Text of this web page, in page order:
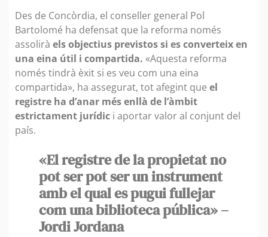
Des de Concòrdia, el conseller general Pol
Bartolomé ha defensat que la reforma només
assolirà els objectius previstos si es converteix en
una eina útil i compartida. «Aquesta reforma
només tindrà èxit si es veu com una eina
compartida», ha assegurat, tot afegint que el
registre ha d’anar més enllà de l’àmbit
estrictament jurídic i aportar valor al conjunt del
país.
«El registre de la propietat no
pot ser pot ser un instrument
amb el qual es pugui fullejar
com una biblioteca pública» –
Jordi Jordana